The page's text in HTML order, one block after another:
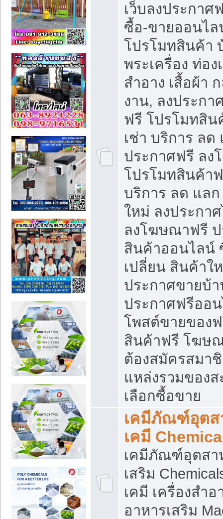
เว็บลงประกา
ซื้อ-ขายออนไล
โปรโมทสินค้า
พระเครื่อง ท่อง
สำอาง เสื้อผ้า
งาน, ลงประก
ฟรี โปรโมทสิ
เช่า บริการ ลด
ประกาศฟรี ล
โปรโมทสินค้า
บริการ ลด แล
ใหม่ ลงประกา
ลงโฆษณาฟรี
สินค้าออนไลน์
เปลี่ยน สินค้าใ
ประกาศขายบ้
ประกาศฟรีออ
โพสต์ขายของ
สินค้าฟรี โฆษ
ต้องสมัครสมา
แหล่งรวมของ
เลือกซื้อขาย
เคมีภัณฑ์อุตส
เคมี
เคมีภัณฑ์อุตสา
เสริม
เคมี เครื่องสำ
อาหารเสริม